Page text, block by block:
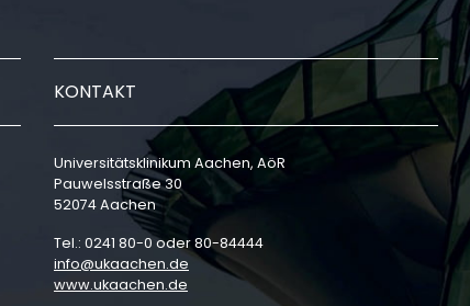
KONTAKT
Universitätsklinikum Aachen, AöR
Pauwelsstraße 30
52074 Aachen
Tel.: 0241 80-0 oder 80-84444
info
ukaachen de
www.ukaachen.de